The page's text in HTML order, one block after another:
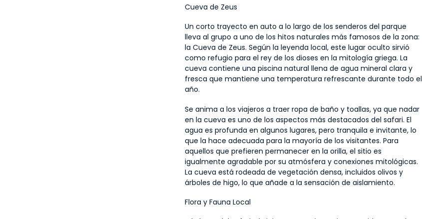
Cueva de Zeus
Un corto trayecto en auto a lo largo de los senderos del parque
lleva al grupo a uno de los hitos naturales más famosos de la zona:
la Cueva de Zeus. Según la leyenda local, este lugar oculto sirvió
como refugio para el rey de los dioses en la mitología griega. La
cueva contiene una piscina natural llena de agua mineral clara y
fresca que mantiene una temperatura refrescante durante todo el
año.
Se anima a los viajeros a traer ropa de baño y toallas, ya que nadar
en la cueva es uno de los aspectos más destacados del safari. El
agua es profunda en algunos lugares, pero tranquila e invitante, lo
que la hace adecuada para la mayoría de los visitantes. Para
aquellos que prefieren permanecer en la orilla, el sitio es
igualmente agradable por su atmósfera y conexiones mitológicas.
La cueva está rodeada de vegetación densa, incluidos olivos y
árboles de higo, lo que añade a la sensación de aislamiento.
Flora y Fauna Local